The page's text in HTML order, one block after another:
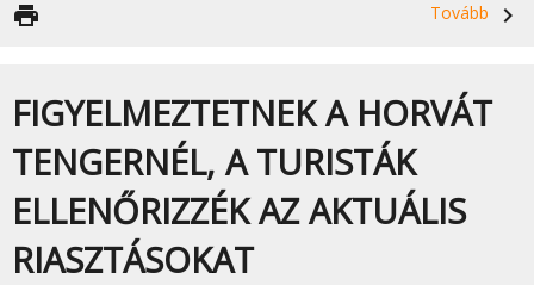
Tovább
navigate_next
print
FIGYELMEZTETNEK A HORVÁT
TENGERNÉL, A TURISTÁK
ELLENŐRIZZÉK AZ AKTUÁLIS
RIASZTÁSOKAT